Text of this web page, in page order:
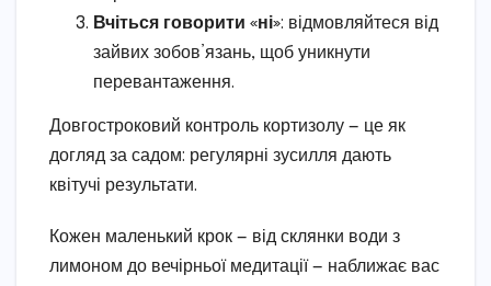
Вчіться говорити «ні»: відмовляйтеся від
зайвих зобов’язань, щоб уникнути
перевантаження.
Довгостроковий контроль кортизолу — це як
догляд за садом: регулярні зусилля дають
квітучі результати.
Кожен маленький крок — від склянки води з
лимоном до вечірньої медитації — наближає вас